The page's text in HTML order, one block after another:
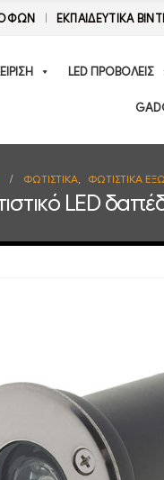
ΕΚΠΑΙΔΕΥΤΙΚΑ
LED ΠΡΟΒΟΛΕΙΣ
ΦΩΤΙΣΤΙΚΑ, ΦΩΤΙΣΤΙΚΑ
LED